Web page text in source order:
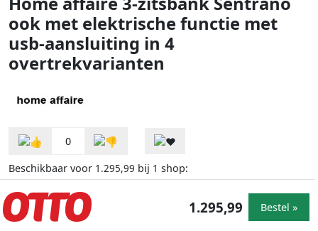
ook met elektrische functie met
usb-aansluiting in 4
overtrekvarianten
0
Beschikbaar voor 1.295,99 bij 1 shop:
1.295,99 Bestel »